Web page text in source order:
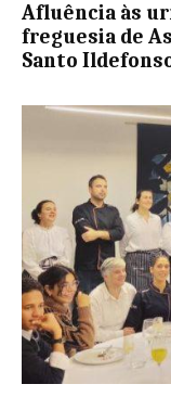
Afluência às
freguesia de
Santo